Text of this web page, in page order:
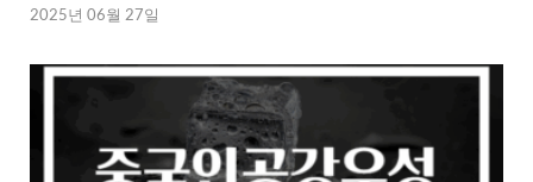
2025년 06월 27일